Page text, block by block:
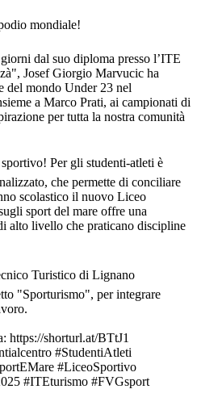
mondiale!
dal suo diploma presso l’ITE
Josef Giorgio Marvucic ha
del mondo Under 23 nel
a Marco Prati, ai campionati di
per tutta la nostra comunità
Per gli studenti-atleti è
che permette di conciliare
scolastico il nuovo Liceo
sport del mare offre una
alto livello che praticano discipline
Turistico di Lignano
"Sporturismo", per integrare
https://shorturl.at/BTtJ1
#StudentiAtleti
#LiceoSportivo
#ITEturismo #FVGsport